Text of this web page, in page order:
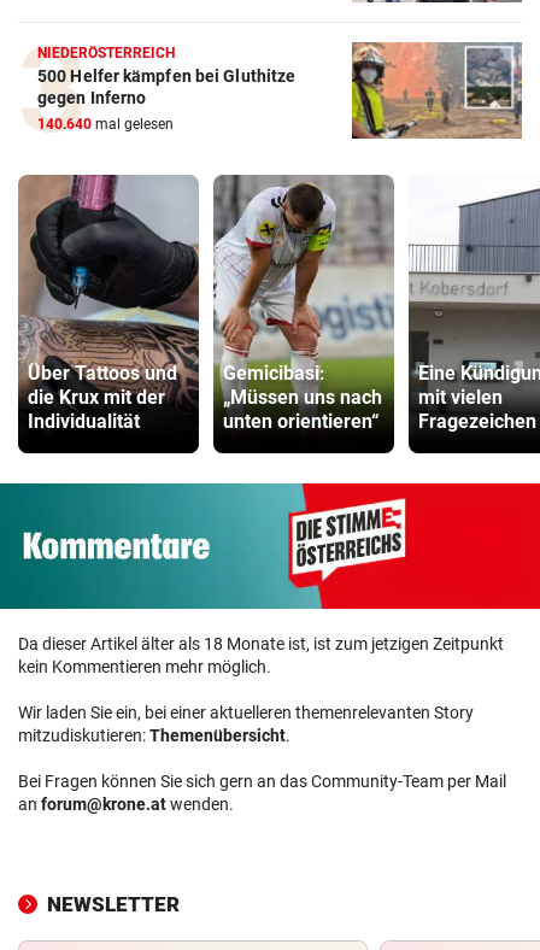
NIEDERÖSTERREICH
500 Helfer kämpfen bei Gluthitze
gegen Inferno
140.640 mal gelesen
Über Tattoos und
die Krux mit der
Individualität
Gemicibasi:
„Müssen uns nach
unten orientieren“
Eine
mit vielen
Fragezeichen
Da dieser Artikel älter als 18 Monate ist, ist zum jetzigen Zeitpunkt
kein Kommentieren mehr möglich.
Wir laden Sie ein, bei einer aktuelleren themenrelevanten Story
mitzudiskutieren:Themenübersicht.
Bei Fragen können Sie sich gern an das Community-Team per Mail
an forum@krone.atwenden.
NEWSLETTER